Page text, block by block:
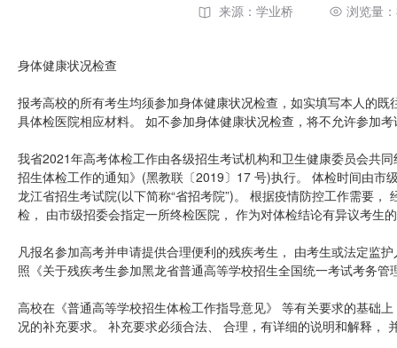
来源：学业桥 浏览量
身体健康状况检查
报考高校的所有考生均须参加身体健康状况检查，如实填写本人的
具体检医院相应材料。 如不参加身体健康状况检查，将不允许参加
我省2021年高考体检工作由各级招生考试机构和卫生健康委员会共
招生体检工作的通知》(黑教联〔2019〕17 号)执行。 体检时间由
龙江省招生考试院(以下简称“省招考院”)。 根据疫情防控工作需要
检， 由市级招委会指定一所终检医院， 作为对体检结论有异议考生
凡报名参加高考并申请提供合理便利的残疾考生， 由考生或法定监
照《关于残疾考生参加黑龙省普通高等学校招生全国统一考试考务
高校在《普通高等学校招生体检工作指导意见》 等有关要求的基础
况的补充要求。 补充要求必须合法、 合理，有详细的说明和解释，